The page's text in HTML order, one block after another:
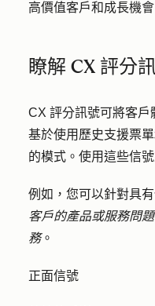
高價值客戶和成長機會
瞭解 CX 評分
CX 評分訊號可將客戶
基於使用歷史支援票
的模式。使用這些信
例如，您可以針對具
客戶的產品或服務問題
務。
正面信號